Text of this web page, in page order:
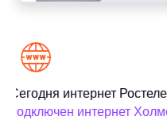
Сегодня интернет
подключен интернет